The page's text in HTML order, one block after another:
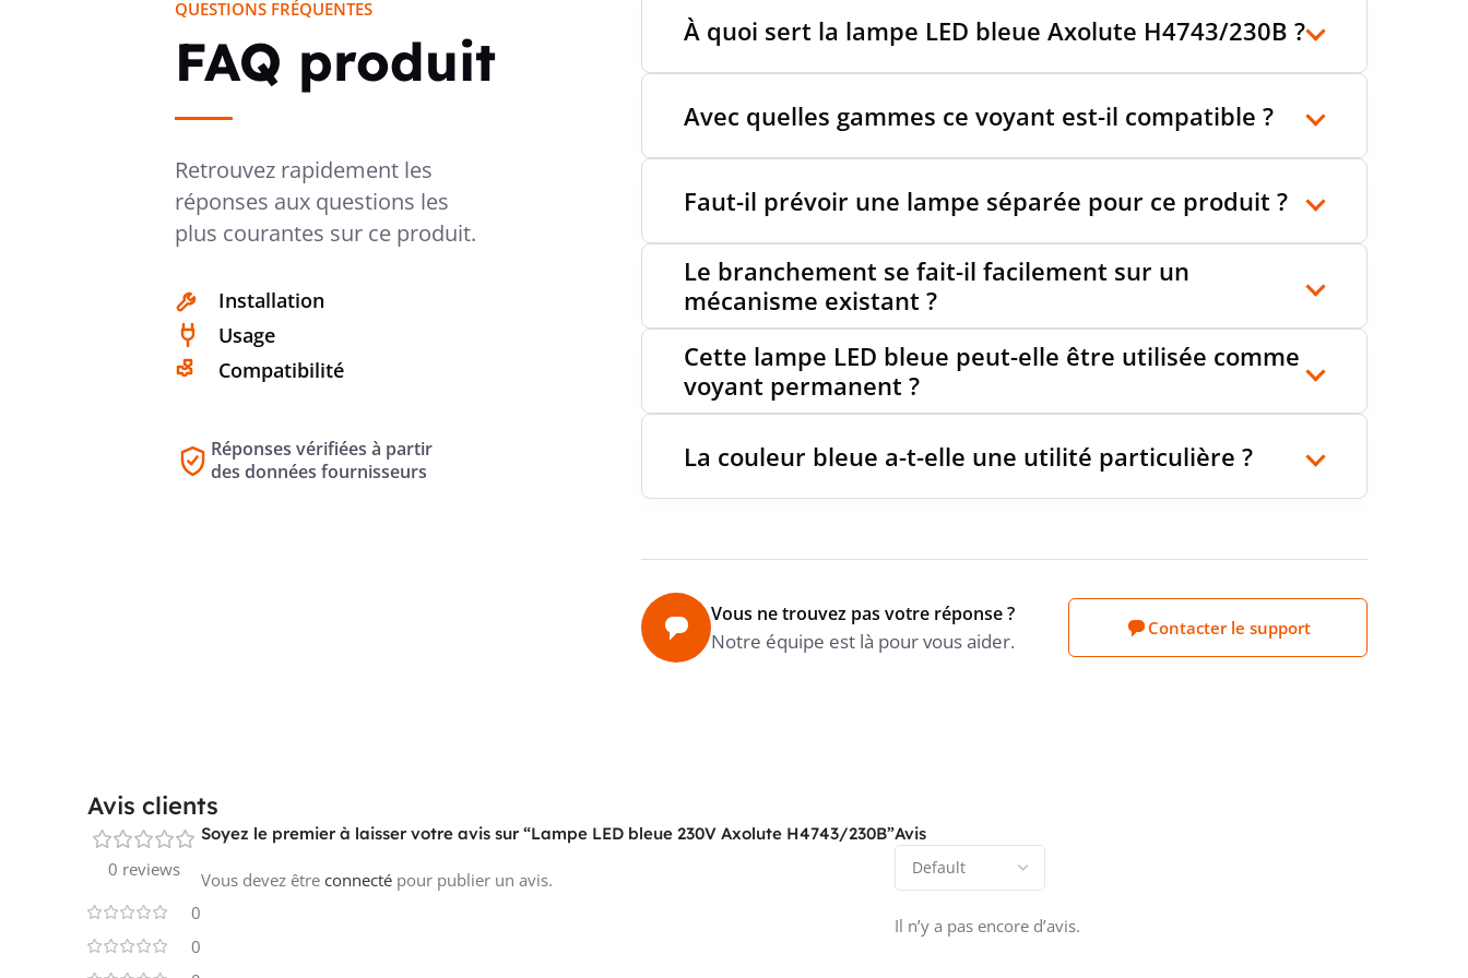
QUESTIONS FRÉQUENTES
FAQ produit
Retrouvez rapidement les
réponses aux questions les
plus courantes sur ce produit.
Installation
Usage
Compatibilité
Réponses vérifiées à partir
des données fournisseurs
À quoi sert la lampe LED bleue Axolute H4743/230B ?
Avec quelles gammes ce voyant est-il compatible ?
Faut-il prévoir une lampe séparée pour ce produit ?
Le branchement se fait-il facilement sur un
mécanisme existant ?
Cette lampe LED bleue peut-elle être utilisée comme
voyant permanent ?
La couleur bleue a-t-elle une utilité particulière ?
Vous ne trouvez pas votre réponse ?
Notre équipe est là pour vous aider.
Contacter le support
Avis clients
0 reviews
0
0
Avis
Il n’y a pas encore d’avis.
Soyez le premier à laisser votre avis sur “Lampe LED bleue 230V Axolute H4743/230B”
Vous devez être connecté pour publier un avis.